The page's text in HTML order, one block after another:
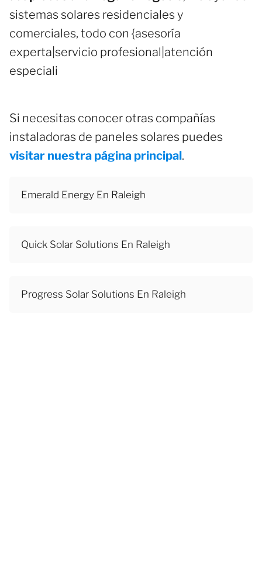
sistemas solares residenciales y
comerciales, todo con {asesoría
experta|servicio profesional|atención
especiali
Si necesitas conocer otras compañías
instaladoras de paneles solares puedes
visitar nuestra página principal.
Emerald Energy En Raleigh
Quick Solar Solutions En Raleigh
Progress Solar Solutions En Raleigh